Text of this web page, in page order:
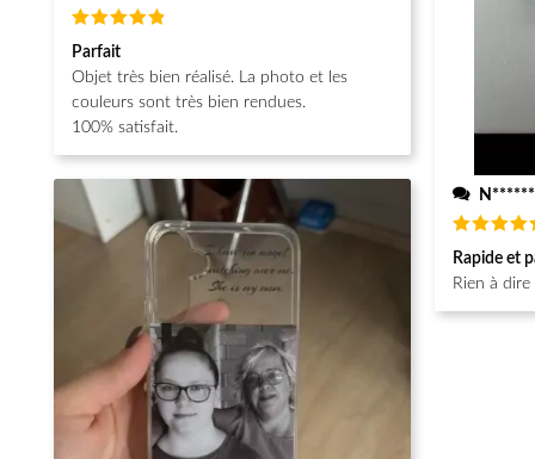
Note5
sur 5
Parfait
Objet très bien réalisé. La photo et les
couleurs sont très bien rendues.
100% satisfait.
Note
sur 5
Rapide et
Rien à dire